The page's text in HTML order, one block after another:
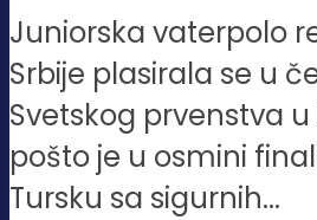
Juniorska vaterpolo
Srbije plasirala se u
Svetskog prvenstva
pošto je u osmini
Tursku sa sigurnih...